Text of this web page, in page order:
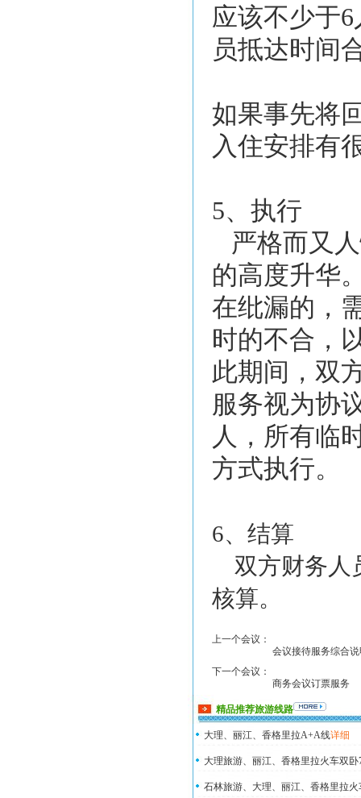
应该不少于
员抵达时间
如果事先将
入住安排有
5、执行
严格而又
的高度升华
在纰漏的，
时的不合，
此期间，双
服务视为协
人，所有临
方式执行。
6、结算
双方财务人
核算。
上一个会议： 会议接待服务综合
下一个会议： 商务会议订票服务
精品推荐旅游线路
详细
大理、丽江、香格里拉A+A线
大理旅游、丽江、香格里拉火车双
石林旅游、大理、丽江、香格里拉